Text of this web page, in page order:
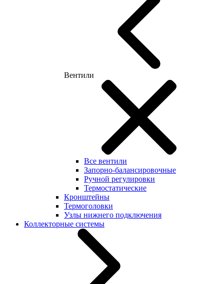
Вентили
Все вентили
Запорно-балансировочные
Ручной регулировки
Термостатические
Кронштейны
Термоголовки
Узлы нижнего подключения
Коллекторные системы